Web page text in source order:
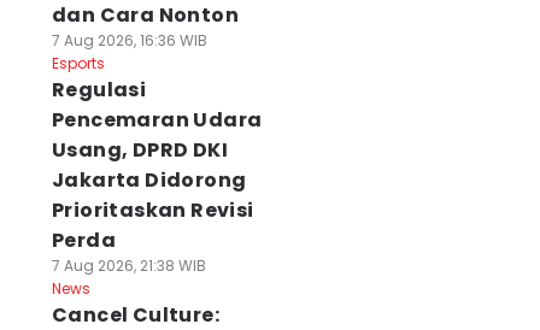
dan Cara Nonton
7 Aug 2026, 16:36 WIB
Esports
Regulasi
Pencemaran Udara
Usang, DPRD DKI
Jakarta Didorong
Prioritaskan Revisi
Perda
7 Aug 2026, 21:38 WIB
News
Cancel Culture: